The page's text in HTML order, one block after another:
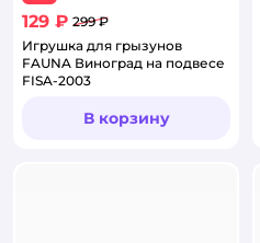
129 ₽ 299 ₽
Игрушка для грызунов
FAUNA Виноград на подвесе
FISA-2003
В корзину